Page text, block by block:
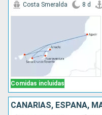
Comidas incluidas
Costa Smeralda 8 d
CANARIAS, ESPAÑA,